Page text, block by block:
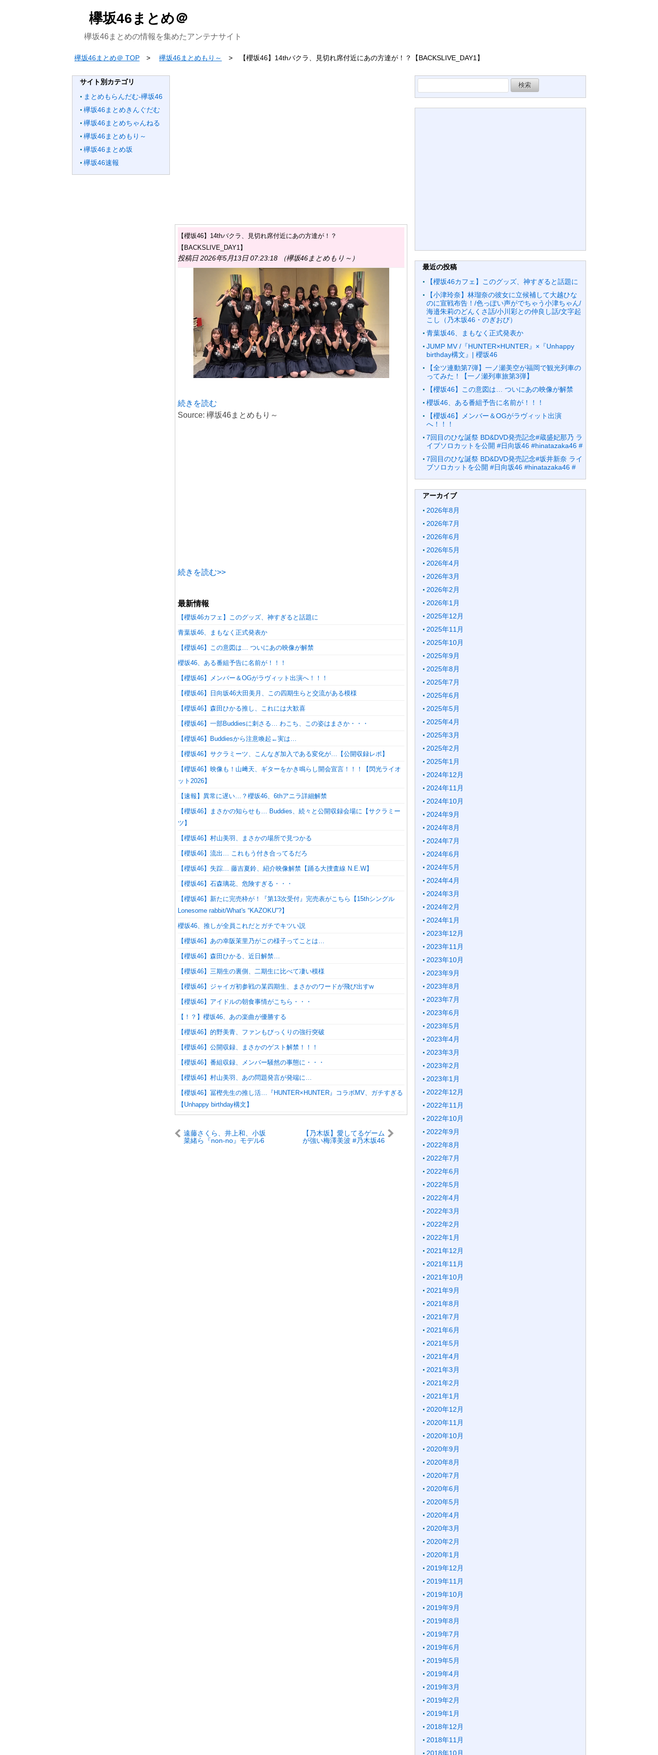
欅坂46まとめ＠
欅坂46まとめの情報を集めたアンテナサイト
欅坂46まとめ＠ TOP 欅坂46まとめもり～ 【櫻坂46】14thバクラ、見切れ席付近にあの方達が！？【BACKSLIVE_DAY1】
サイト別カテゴリ
まとめもらんだむ-欅坂46
欅坂46まとめきんぐだむ
欅坂46まとめちゃんねる
欅坂46まとめもり～
欅坂46まとめ坂
欅坂46速報
【櫻坂46】14thバクラ、見切れ席付近にあの方達が！？
【BACKSLIVE_DAY1】
投稿日 2026年5月13日 07:23:18 （欅坂46まとめもり～）
続きを読む
Source: 欅坂46まとめもり～
続きを読む>>
最新情報
【櫻坂46カフェ】このグッズ、神すぎると話題に
青葉坂46、まもなく正式発表か
【櫻坂46】この意図は… ついにあの映像が解禁
櫻坂46、ある番組予告に名前が！！！
【櫻坂46】メンバー＆OGがラヴィット出演へ！！！
【櫻坂46】日向坂46大田美月、この四期生らと交流がある模様
【櫻坂46】森田ひかる推し、これには大歓喜
【櫻坂46】一部Buddiesに刺さる… わこち、この姿はまさか・・・
【櫻坂46】Buddiesから注意喚起←実は…
【櫻坂46】サクラミーツ、こんなぎ加入である変化が…【公開収録レポ】
【櫻坂46】映像も！山﨑天、ギターをかき鳴らし開会宣言！！！【閃光ライオ
ット2026】
【速報】異常に遅い…？櫻坂46、6thアニラ詳細解禁
【櫻坂46】まさかの知らせも… Buddies、続々と公開収録会場に【サクラミー
ツ】
【櫻坂46】村山美羽、まさかの場所で見つかる
【櫻坂46】流出… これもう付き合ってるだろ
【櫻坂46】失踪… 藤吉夏鈴、紹介映像解禁【踊る大捜査線 N.E.W】
【櫻坂46】石森璃花、危険すぎる・・・
【櫻坂46】新たに完売枠が！『第13次受付』完売表がこちら【15thシングル
Lonesome rabbit/What's “KAZOKU”?】
櫻坂46、推しが全員これだとガチでキツい説
【櫻坂46】あの幸阪茉里乃がこの様子ってことは…
【櫻坂46】森田ひかる、近日解禁…
【櫻坂46】三期生の裏側、二期生に比べて凄い模様
【櫻坂46】ジャイガ初参戦の某四期生、まさかのワードが飛び出すw
【櫻坂46】アイドルの朝食事情がこちら・・・
【！？】櫻坂46、あの楽曲が優勝する
【櫻坂46】的野美青、ファンもびっくりの強行突破
【櫻坂46】公開収録、まさかのゲスト解禁！！！
【櫻坂46】番組収録、メンバー騒然の事態に・・・
【櫻坂46】村山美羽、あの問題発言が発端に…
【櫻坂46】冨樫先生の推し活…『HUNTER×HUNTER』コラボMV、ガチすぎる
【Unhappy birthday構文】
遠藤さくら、井上和、小坂
菜緒ら『non-no』モデル6
【乃木坂】愛してるゲーム
が強い梅澤美波 #乃木坂46
索:
最近の投稿
【櫻坂46カフェ】このグッズ、神すぎると話題に
【小津玲奈】林瑠奈の彼女に立候補して大越ひな
のに宣戦布告！/色っぽい声がでちゃう小津ちゃん/
海邉朱莉のどんくさ話/小川彩との仲良し話/文字起
こし（乃木坂46・のぎおび）
青葉坂46、まもなく正式発表か
JUMP MV /『HUNTER×HUNTER』×『Unhappy
birthday構文』| 櫻坂46
【全ツ連動第7弾】一ノ瀬美空が福岡で観光列車の
ってみた！【一ノ瀬列車旅第3弾】
【櫻坂46】この意図は… ついにあの映像が解禁
櫻坂46、ある番組予告に名前が！！！
【櫻坂46】メンバー＆OGがラヴィット出演
へ！！！
7回目のひな誕祭 BD&DVD発売記念#蔵盛妃那乃 ラ
イブソロカットを公開 #日向坂46 #hinatazaka46 #
7回目のひな誕祭 BD&DVD発売記念#坂井新奈 ライ
ブソロカットを公開 #日向坂46 #hinatazaka46 #
アーカイブ
2026年8月
2026年7月
2026年6月
2026年5月
2026年4月
2026年3月
2026年2月
2026年1月
2025年12月
2025年11月
2025年10月
2025年9月
2025年8月
2025年7月
2025年6月
2025年5月
2025年4月
2025年3月
2025年2月
2025年1月
2024年12月
2024年11月
2024年10月
2024年9月
2024年8月
2024年7月
2024年6月
2024年5月
2024年4月
2024年3月
2024年2月
2024年1月
2023年12月
2023年11月
2023年10月
2023年9月
2023年8月
2023年7月
2023年6月
2023年5月
2023年4月
2023年3月
2023年2月
2023年1月
2022年12月
2022年11月
2022年10月
2022年9月
2022年8月
2022年7月
2022年6月
2022年5月
2022年4月
2022年3月
2022年2月
2022年1月
2021年12月
2021年11月
2021年10月
2021年9月
2021年8月
2021年7月
2021年6月
2021年5月
2021年4月
2021年3月
2021年2月
2021年1月
2020年12月
2020年11月
2020年10月
2020年9月
2020年8月
2020年7月
2020年6月
2020年5月
2020年4月
2020年3月
2020年2月
2020年1月
2019年12月
2019年11月
2019年10月
2019年9月
2019年8月
2019年7月
2019年6月
2019年5月
2019年4月
2019年3月
2019年2月
2019年1月
2018年12月
2018年11月
2018年10月